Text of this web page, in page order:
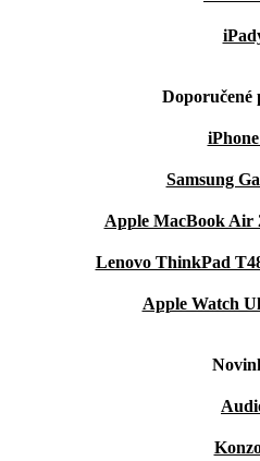
Doporučené
Samsung
Apple MacBook Air
Lenovo ThinkPad
Apple Watch